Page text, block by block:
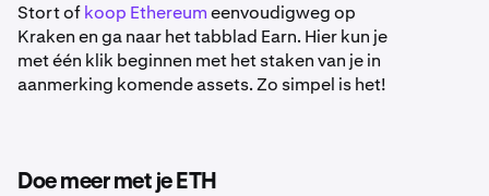
Stort ofkoop Ethereumeenvoudigweg op
Kraken en ga naar het tabblad Earn. Hier kun je
met één klik beginnen met het staken van je in
aanmerking komende assets. Zo simpel is het!
Doe meer met je ETH